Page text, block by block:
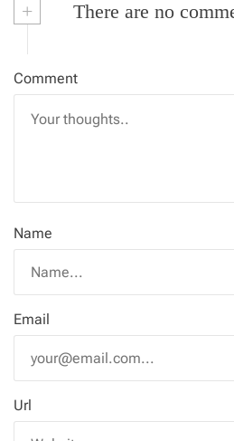
+ There are no
Comment
Name
Email
Url